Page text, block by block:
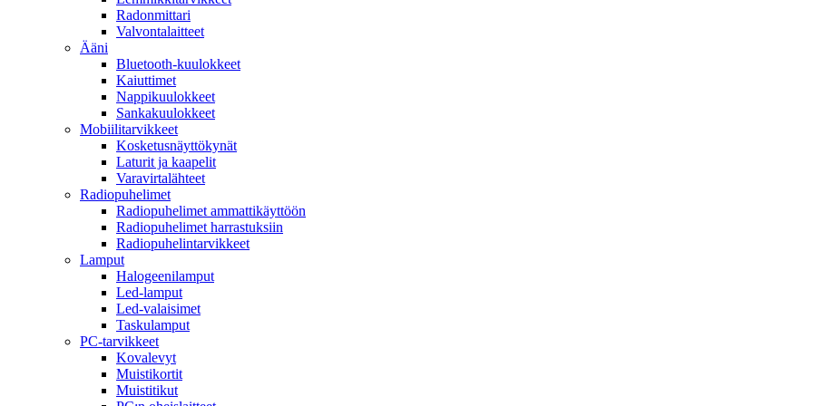
Radonmittari
Valvontalaitteet
Ääni
Bluetooth-kuulokkeet
Kaiuttimet
Nappikuulokkeet
Sankakuulokkeet
Mobiilitarvikkeet
Kosketusnäyttökynät
Laturit ja kaapelit
Varavirtalähteet
Radiopuhelimet
Radiopuhelimet ammattikäyttöön
Radiopuhelimet harrastuksiin
Radiopuhelintarvikkeet
Lamput
Halogeenilamput
Led-lamput
Led-valaisimet
Taskulamput
PC-tarvikkeet
Kovalevyt
Muistikortit
Muistitikut